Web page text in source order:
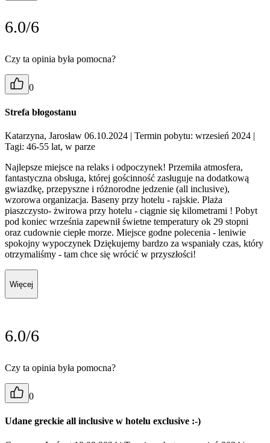
6.0/6
Czy ta opinia była pomocna?
0
Strefa błogostanu
Katarzyna, Jarosław 06.10.2024 | Termin pobytu: wrzesień 2024
Tagi: 46-55 lat, w parze
Najlepsze miejsce na relaks i odpoczynek! Przemiła atmosfera,
fantastyczna obsługa, której gościnność zasługuje na dodatkową
gwiazdkę, przepyszne i różnorodne jedzenie (all inclusive),
wzorowa organizacja. Baseny przy hotelu - rajskie. Plaża
piaszczysto- żwirowa przy hotelu - ciągnie się kilometrami ! Pobyt
pod koniec września zapewnił świetne temperatury ok 29 stopni
oraz cudownie ciepłe morze. Miejsce godne polecenia - leniwie
spokojny wypoczynek Dziękujemy bardzo za wspaniały czas, który
otrzymaliśmy - tam chce się wrócić w przyszłości!
Więcej
6.0/6
Czy ta opinia była pomocna?
0
Udane greckie all inclusive w hotelu exclusive :-)